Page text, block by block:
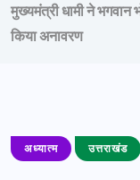
मुख्यमंत्री धामी ने भगवान
किया अनावरण
अध्यात्म उत्तराखंड